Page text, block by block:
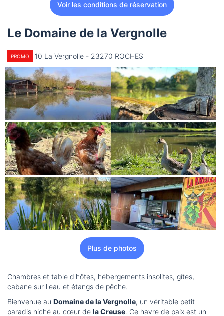
Voir les conditions de réservation
Le Domaine de la Vergnolle
PROMO 10 La Vergnolle - 23270 ROCHES
Plus de photos
Chambres et table d'hôtes, hébergements insolites, gîtes,
cabane sur l'eau et étangs de pêche.
Bienvenue au Domaine de la Vergnolle, un véritable petit
paradis niché au cœur de la Creuse. Ce havre de paix est un